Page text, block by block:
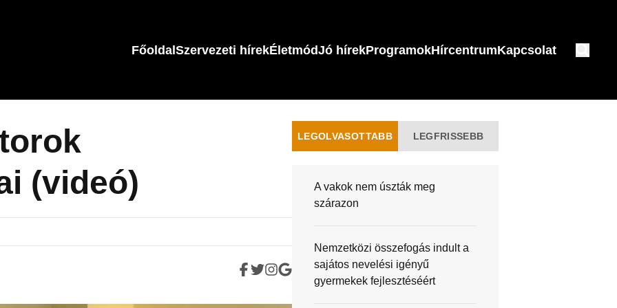
FőoldalSzervezeti hírekÉletmódJó hírekProgramokHírcentrumKapcsolat
(videó)
LEGOLVASOTTABB LEGFRISSEBB
A vakok nem úszták meg
szárazon
Nemzetközi összefogás indult a
sajátos nevelési igényű
gyermekek fejlesztéséért